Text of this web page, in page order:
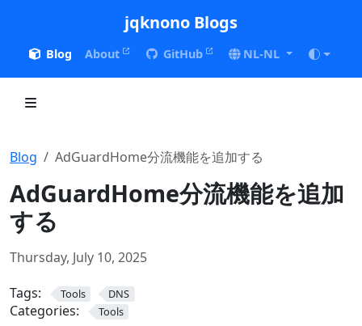
jqknono Blogs
Blog About GitHub NL-NL
Blog AdGuardHome分流機能を追加する
AdGuardHome分流機能を追加
する
Thursday, July 10, 2025
Tags:
Tools DNS
Categories: Tools